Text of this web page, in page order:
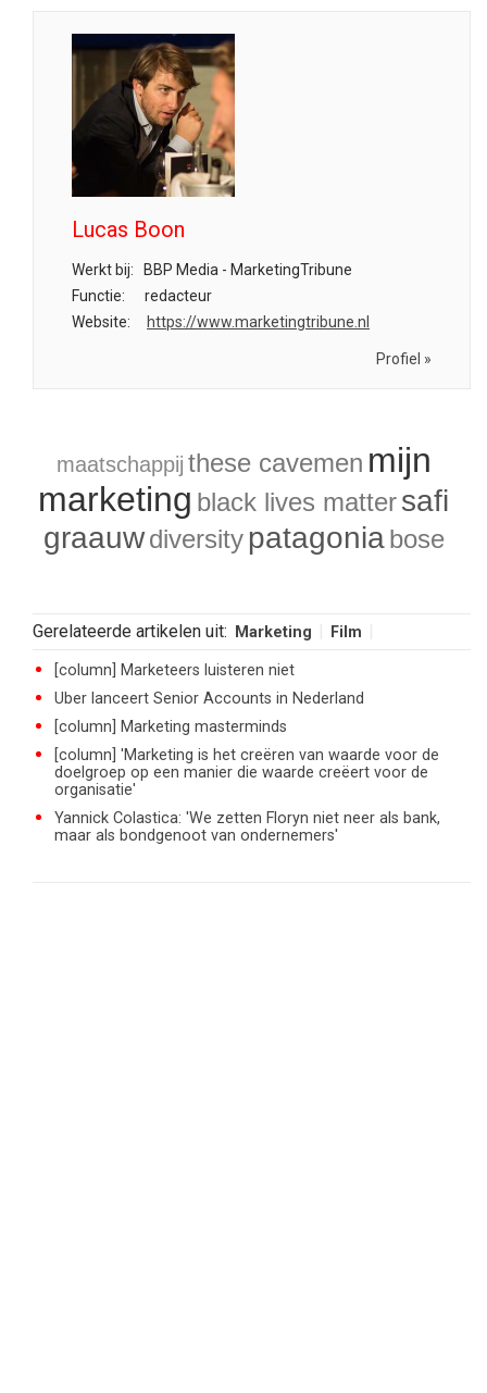
Lucas Boon
Werkt bij:
BBP Media - MarketingTribune
Functie:
redacteur
Website:
https://www.marketingtribune.nl
Profiel »
maatschappij these cavemen mijn
marketing black lives mattersafi
graauw diversity patagonia bose
Gerelateerde artikelen uit: Marketing Film
[column] Marketeers luisteren niet
Uber lanceert Senior Accounts in Nederland
[column] Marketing masterminds
[column] 'Marketing is het creëren van waarde voor de
doelgroep op een manier die waarde creëert voor de
organisatie'
Yannick Colastica: 'We zetten Floryn niet neer als bank,
maar als bondgenoot van ondernemers'